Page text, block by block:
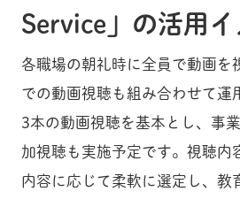
Service」の活用
各職場の朝礼時に全員で動画を
での動画視聴も組み合わせて運
3本の動画視聴を基本とし、事
加視聴も実施予定です。視聴内
内容に応じて柔軟に選定し、教